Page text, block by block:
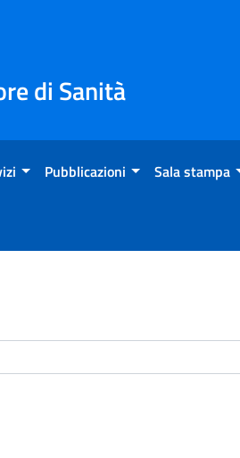
di Sanità
Pubblicazioni Sala stampa